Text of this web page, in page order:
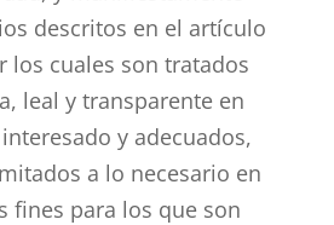
descritos en el artículo
los cuales son tratados
leal y transparente en
y adecuados,
a lo necesario en
fines para los que son